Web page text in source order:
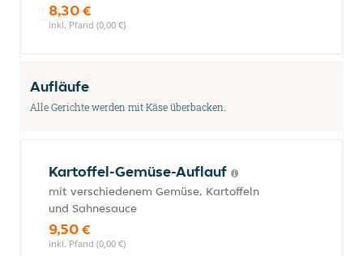
8,30 €
inkl. Pfand (0,00 €)
Aufläufe
Alle Gerichte werden mit Käse überbacken.
Kartoffel-Gemüse-Auflauf
mit verschiedenem Gemüse, Kartoffeln
und Sahnesauce
9,50 €
inkl. Pfand (0,00 €)